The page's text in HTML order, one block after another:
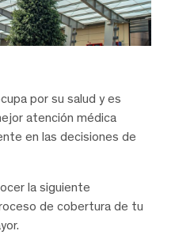
por su salud y es
atención médica
en las decisiones de
la siguiente
de cobertura de tu